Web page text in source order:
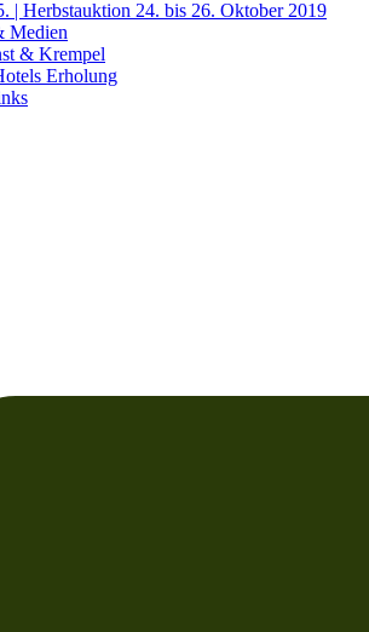
| Herbstauktion 24. bis 26. Oktober 2019
Medien
& Krempel
Erholung